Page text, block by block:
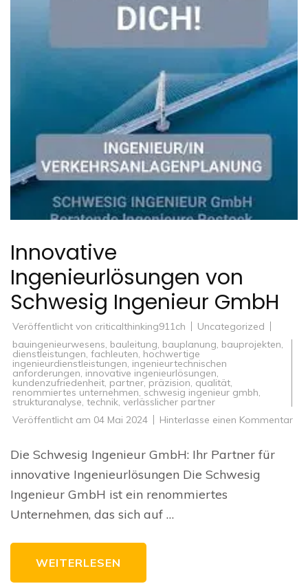
Innovative
Ingenieurlösungen von
Schwesig Ingenieur GmbH
Veröffentlicht von criticalthinking911ch
Uncategorized
bauingenieurwesens, bauleitung, bauplanung, bauprojekten,
dienstleistungen, fachleuten, hochwertige
ingenieurdienstleistungen, ingenieurtechnischen
anforderungen, innovative ingenieurlösungen,
kundenzufriedenheit, partner, präzision, qualität,
renommiertes unternehmen, schwesig ingenieur gmbh,
strukturanalyse, technik, verlässlicher partner
Veröffentlicht am 04 Mai 2024 Hinterlasse einen Kommentarzu
Die Schwesig Ingenieur GmbH: Ihr Partner für
innovative Ingenieurlösungen Die Schwesig
Ingenieur GmbH ist ein renommiertes
Unternehmen, das sich auf …
WEITERLESEN